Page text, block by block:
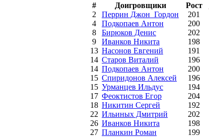
#
Доигровщики Рост
2
Перрин Джон_Гордон 201
4
Подкопаев Антон 200
8
Бирюков Денис 202
9
Иванков Никита 198
13 Насонов Евгений 191
14 Старов Виталий 196
14 Подкопаев Антон 200
15 Спиридонов Алексей 196
15 Урманцев Ильдус 194
17 Феоктистов Егор 204
18 Никитин Сергей 192
22 Ильиных Дмитрий 202
26 Иванков Никита 198
27 Планкин Роман 199